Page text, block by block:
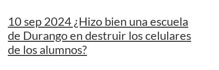
10 sep 2024 ¿Hizo bien una escuela
de Durango en destruir los celulares
de los alumnos?